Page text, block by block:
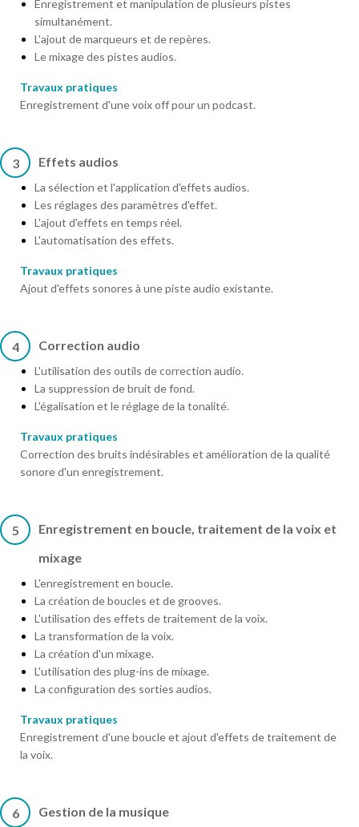
Enregistrement et manipulation de plusieurs pistes
simultanément.
L'ajout de marqueurs et de repères.
Le mixage des pistes audios.
Travaux pratiques
Enregistrement d'une voix off pour un podcast.
3 Effets audios
La sélection et l'application d'effets audios.
Les réglages des paramètres d'effet.
L'ajout d'effets en temps réel.
L'automatisation des effets.
Travaux pratiques
Ajout d'effets sonores à une piste audio existante.
4 Correction audio
L'utilisation des outils de correction audio.
La suppression de bruit de fond.
L'égalisation et le réglage de la tonalité.
Travaux pratiques
Correction des bruits indésirables et amélioration de la qualité
sonore d'un enregistrement.
5
Enregistrement en boucle, traitement de la voix et
mixage
L'enregistrement en boucle.
La création de boucles et de grooves.
L'utilisation des effets de traitement de la voix.
La transformation de la voix.
La création d'un mixage.
L'utilisation des plug-ins de mixage.
La configuration des sorties audios.
Travaux pratiques
Enregistrement d'une boucle et ajout d'effets de traitement de
la voix.
6 Gestion de la musique